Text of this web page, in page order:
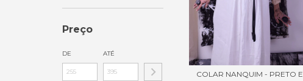
Preço
DE ATÉ
COLAR NANQUIM - PRETO E